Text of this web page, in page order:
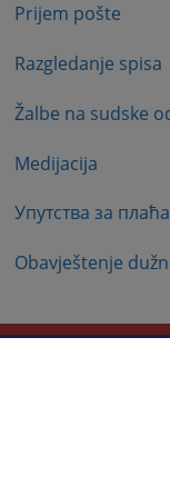
Prijem pošte
Razgledanje spisa
Žalbe na sudske
Medijacija
Упутства за
Obavještenje